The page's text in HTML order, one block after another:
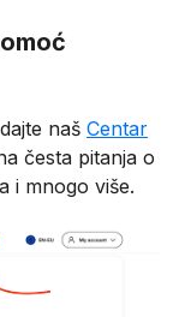
naš Centar
česta pitanja o
i mnogo više.